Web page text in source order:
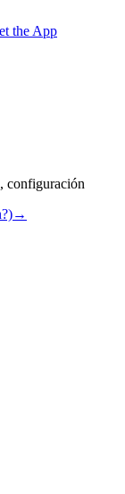
the App
configuración
→